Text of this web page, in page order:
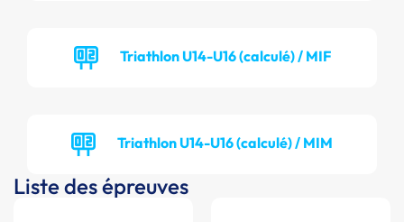
Triathlon U14-U16 (calculé) / MIF
Triathlon U14-U16 (calculé) / MIM
Liste des épreuves